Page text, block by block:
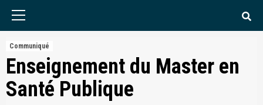
Communiqué
Enseignement du Master en
Santé Publique